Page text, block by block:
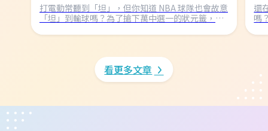
看更多文章
打電動常聽到「坦」，但你知道 NBA 球隊也會故意
「坦」到輸球嗎？為了搶下萬中選一的狀元籤，球
籤的機率密碼，看看 1000 種組合如何決定球隊命
還
嗎
「